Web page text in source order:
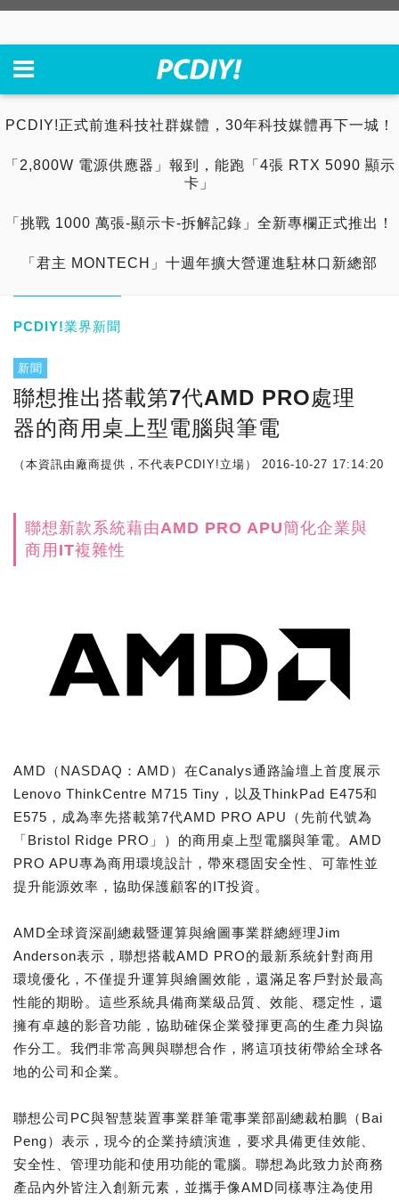
PCDIY!正式前進科技社群媒體，30年科技媒體再下一城！
「2,800W 電源供應器」報到，能跑「4張 RTX 5090 顯示
卡」
「挑戰 1000 萬張-顯示卡-拆解記錄」全新專欄正式推出！
「君主 MONTECH」十週年擴大營運進駐林口新總部
PCDIY!業界新聞
新聞
聯想推出搭載第7代AMD PRO處理
器的商用桌上型電腦與筆電
（本資訊由廠商提供，不代表PCDIY!立場） 2016-10-27 17:14:20
聯想新款系統藉由AMD PRO APU簡化企業與
商用IT複雜性
AMD（NASDAQ：AMD）在Canalys通路論壇上首度展示
Lenovo ThinkCentre M715 Tiny，以及ThinkPad E475和
E575，成為率先搭載第7代AMD PRO APU（先前代號為
「Bristol Ridge PRO」）的商用桌上型電腦與筆電。AMD
PRO APU專為商用環境設計，帶來穩固安全性、可靠性並
提升能源效率，協助保護顧客的IT投資。
AMD全球資深副總裁暨運算與繪圖事業群總經理Jim
Anderson表示，聯想搭載AMD PRO的最新系統針對商用
環境優化，不僅提升運算與繪圖效能，還滿足客戶對於最高
性能的期盼。這些系統具備商業級品質、效能、穩定性，還
擁有卓越的影音功能，協助確保企業發揮更高的生產力與協
作分工。我們非常高興與聯想合作，將這項技術帶給全球各
地的公司和企業。
聯想公司PC與智慧裝置事業群筆電事業部副總裁柏鵬（Bai
Peng）表示，現今的企業持續演進，要求具備更佳效能、
安全性、管理功能和使用功能的電腦。聯想為此致力於商務
產品內外皆注入創新元素，並攜手像AMD同樣專注為使用